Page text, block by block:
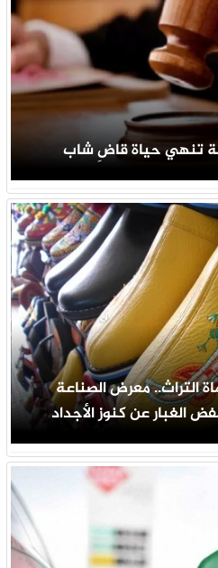
تنهي حياة قاضِ شاب
التراث.. معرض الصناعة
الغبار عن كنوز الأجداد